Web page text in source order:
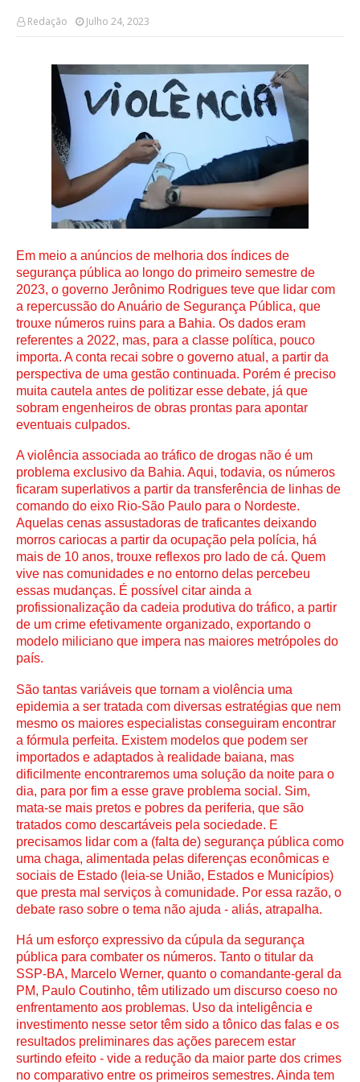
Redação Julho 24, 2023
Em meio a anúncios de melhoria dos índices de
segurança pública ao longo do primeiro semestre de
2023, o governo Jerônimo Rodrigues teve que lidar com
a repercussão do Anuário de Segurança Pública, que
trouxe números ruins para a Bahia. Os dados eram
referentes a 2022, mas, para a classe política, pouco
importa. A conta recai sobre o governo atual, a partir da
perspectiva de uma gestão continuada. Porém é preciso
muita cautela antes de politizar esse debate, já que
sobram engenheiros de obras prontas para apontar
eventuais culpados.
A violência associada ao tráfico de drogas não é um
problema exclusivo da Bahia. Aqui, todavia, os números
ficaram superlativos a partir da transferência de linhas de
comando do eixo Rio-São Paulo para o Nordeste.
Aquelas cenas assustadoras de traficantes deixando
morros cariocas a partir da ocupação pela polícia, há
mais de 10 anos, trouxe reflexos pro lado de cá. Quem
vive nas comunidades e no entorno delas percebeu
essas mudanças. É possível citar ainda a
profissionalização da cadeia produtiva do tráfico, a partir
de um crime efetivamente organizado, exportando o
modelo miliciano que impera nas maiores metrópoles do
país.
São tantas variáveis que tornam a violência uma
epidemia a ser tratada com diversas estratégias que nem
mesmo os maiores especialistas conseguiram encontrar
a fórmula perfeita. Existem modelos que podem ser
importados e adaptados à realidade baiana, mas
dificilmente encontraremos uma solução da noite para o
dia, para por fim a esse grave problema social. Sim,
mata-se mais pretos e pobres da periferia, que são
tratados como descartáveis pela sociedade. E
precisamos lidar com a (falta de) segurança pública como
uma chaga, alimentada pelas diferenças econômicas e
sociais de Estado (leia-se União, Estados e Municípios)
que presta mal serviços à comunidade. Por essa razão, o
debate raso sobre o tema não ajuda - aliás, atrapalha.
Há um esforço expressivo da cúpula da segurança
pública para combater os números. Tanto o titular da
SSP-BA, Marcelo Werner, quanto o comandante-geral da
PM, Paulo Coutinho, têm utilizado um discurso coeso no
enfrentamento aos problemas. Uso da inteligência e
investimento nesse setor têm sido a tônico das falas e os
resultados preliminares das ações parecem estar
surtindo efeito - vide a redução da maior parte dos crimes
no comparativo entre os primeiros semestres. Ainda tem